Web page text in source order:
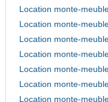
Location monte-
Location monte-
Location monte-
Location monte-
Location monte-
Location monte-
Location monte-